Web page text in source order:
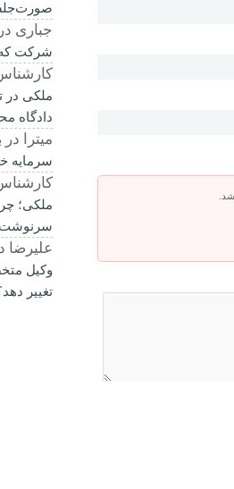
جباری
شرکت
ملکی در
دادگاه
میترا در
سرمایه
ملکی؛
سرنوشت
علیرضا
وکیل
تغییر